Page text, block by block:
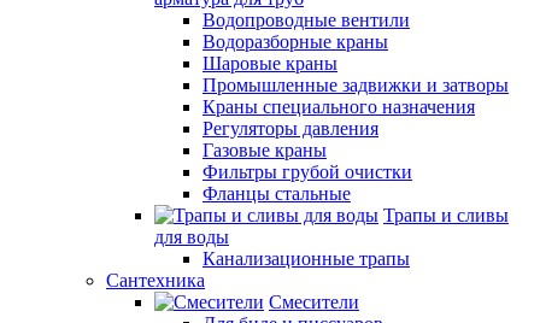
Водопроводные вентили
Водоразборные краны
Шаровые краны
Промышленные задвижки и затворы
Краны специального назначения
Регуляторы давления
Газовые краны
Фильтры грубой очистки
Фланцы стальные
Трапы и сливы
для воды
Канализационные трапы
Сантехника
Смесители